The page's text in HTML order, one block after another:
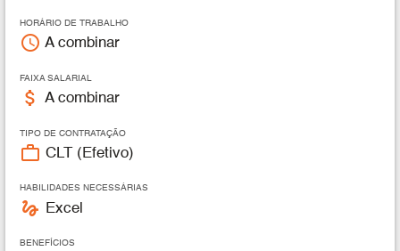
HORÁRIO DE TRABALHO
access_time A combinar
FAIXA SALARIAL
attach_money A combinar
TIPO DE CONTRATAÇÃO
work_outline CLT (Efetivo)
HABILIDADES NECESSÁRIAS
gesture Excel
BENEFÍCIOS